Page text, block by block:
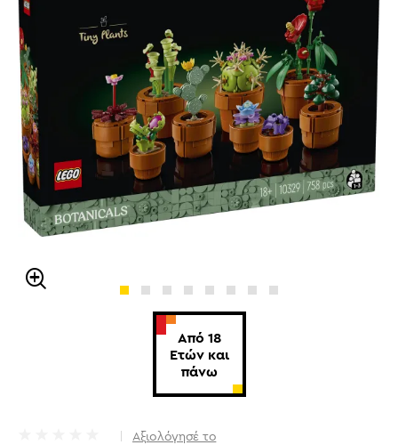
Από 18
Ετών και
πάνω
Αξιολόγησέ το